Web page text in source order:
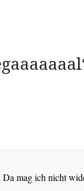
mag ich nicht